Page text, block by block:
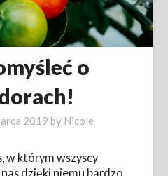
o
2019 by Nicole
w którym wszyscy
dzięki niemu bardzo